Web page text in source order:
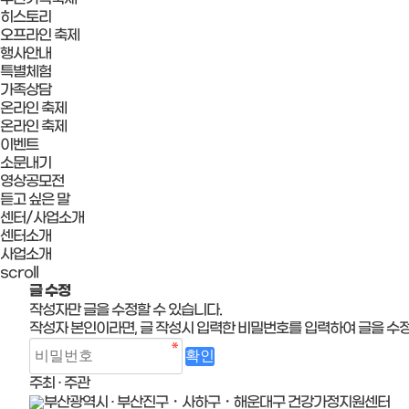
히스토리
오프라인 축제
행사안내
특별체험
가족상담
온라인 축제
온라인 축제
이벤트
소문내기
영상공모전
듣고 싶은 말
센터/사업소개
센터소개
사업소개
scroll
글 수정
작성자만 글을 수정할 수 있습니다.
작성자 본인이라면, 글 작성시 입력한 비밀번호를 입력하여 글을 수
주최 · 주관
부산광역시 · 부산진구・사하구・해운대구 건강가정지원센터